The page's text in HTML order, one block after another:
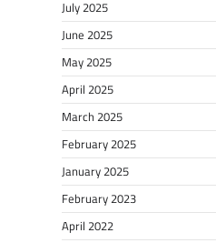
July 2025
June 2025
May 2025
April 2025
March 2025
February 2025
January 2025
February 2023
April 2022